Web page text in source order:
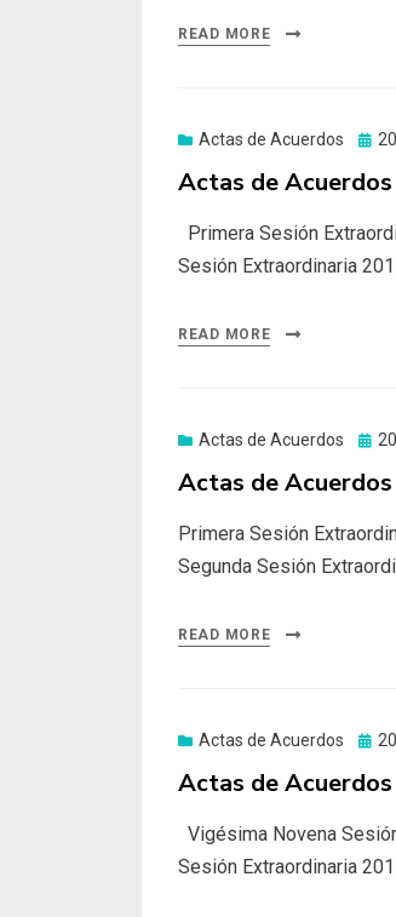
READ MORE
Actas de Acuerdos
on
Actas de
Primera Sesión
Sesión Extraordinaria
READ MORE
Actas de Acuerdos
on
Actas de
Primera Sesión
Segunda Sesión
READ MORE
Actas de Acuerdos
on
Actas de
Vigésima Novena
Sesión Extraordinaria